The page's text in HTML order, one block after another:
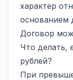
характер
основанием
Договор
Что делать,
рублей?
При